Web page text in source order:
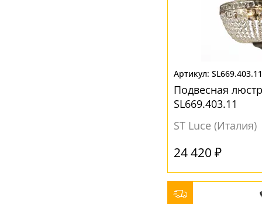
SL669.403.11
Подвесная
SL669.403.11
ST Luce (Италия)
24 420 ₽